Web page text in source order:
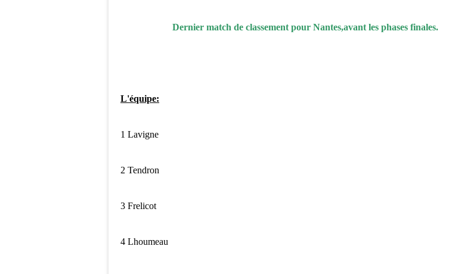
Dernier match de classement pour Nantes,avant les phases finales.
L'équipe:
1 Lavigne
2 Tendron
3 Frelicot
4 Lhoumeau